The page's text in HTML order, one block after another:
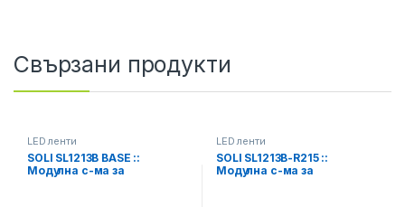
Свързани продукти
LED ленти
SOLI SL1213B BASE ::
Модулна с-ма за
LED ленти
SOLI SL1213B-R215 ::
Модулна с-ма за